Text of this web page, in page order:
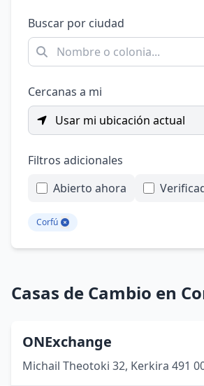
Buscar por ciudad
Cercanas a mi
Usar mi ubicación actual
Filtros adicionales
Abierto ahora
Corfú
Casas de Cambio en
ONExchange
Michail Theotoki 32, Kerkira 491